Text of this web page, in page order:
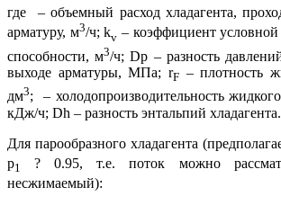
где – объемный расход хладагента,
арматуру, м3/ч; kv – коэффициент
способности, м3/ч; Dp – разность
выходе арматуры, МПа; rF – плотность
дм3; – холодопроизводительность
кДж/ч; Dh – разность энтальпий хладагента.
Для парообразного хладагента
р1
? 0.95, т.е. поток можно
несжимаемый):